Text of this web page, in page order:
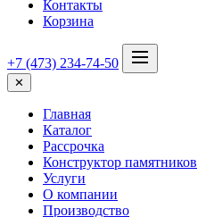
Контакты
Корзина
+7 (473) 234-74-50
✕
Главная
Каталог
Рассрочка
Конструктор памятников
Услуги
О компании
Производство